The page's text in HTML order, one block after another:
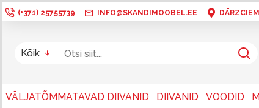
(+371) 25755739 INFO@SKANDIMOOBEL.EE
Kõik
VÄLJATÕMMATAVAD DIIVANID DIIVANID VOODID